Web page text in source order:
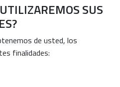
SUS
de usted, los
finalidades: